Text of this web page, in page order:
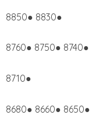
8850● 8830●
8760● 8750● 8740●
8710●
8680● 8660● 8650●